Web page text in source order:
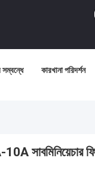
কারখানা পরিদর্শন
সাবমিনিয়েচার